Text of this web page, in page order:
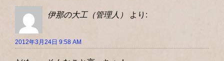
伊那の大工（管理人） より:
2012年3月24日 9:58 AM